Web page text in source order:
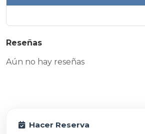
Reseñas
Aún no hay reseñas
Hacer Reserva